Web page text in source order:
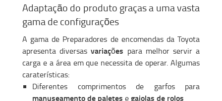
Adaptação do produto graças a uma vasta
gama de configurações
A gama de Preparadores de encomendas da Toyota
apresenta diversasvariações para melhor servir a
carga e a área em que necessita de operar. Algumas
caraterísticas:
Diferentes comprimentos de garfos para
manuseamento de paletes egaiolas de rolos